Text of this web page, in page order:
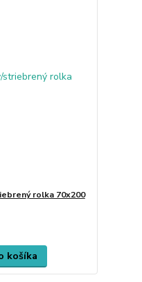
rolka 70x200
košíka